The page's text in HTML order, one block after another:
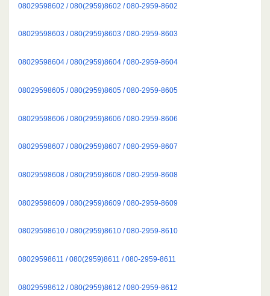
08029598602 / 080(2959)8602 / 080-2959-8602
08029598603 / 080(2959)8603 / 080-2959-8603
08029598604 / 080(2959)8604 / 080-2959-8604
08029598605 / 080(2959)8605 / 080-2959-8605
08029598606 / 080(2959)8606 / 080-2959-8606
08029598607 / 080(2959)8607 / 080-2959-8607
08029598608 / 080(2959)8608 / 080-2959-8608
08029598609 / 080(2959)8609 / 080-2959-8609
08029598610 / 080(2959)8610 / 080-2959-8610
08029598611 / 080(2959)8611 / 080-2959-8611
08029598612 / 080(2959)8612 / 080-2959-8612